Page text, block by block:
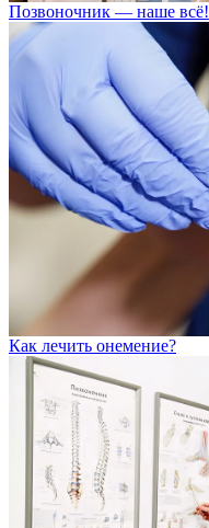
Позвоночник — наше всё!
Как лечить онемение?